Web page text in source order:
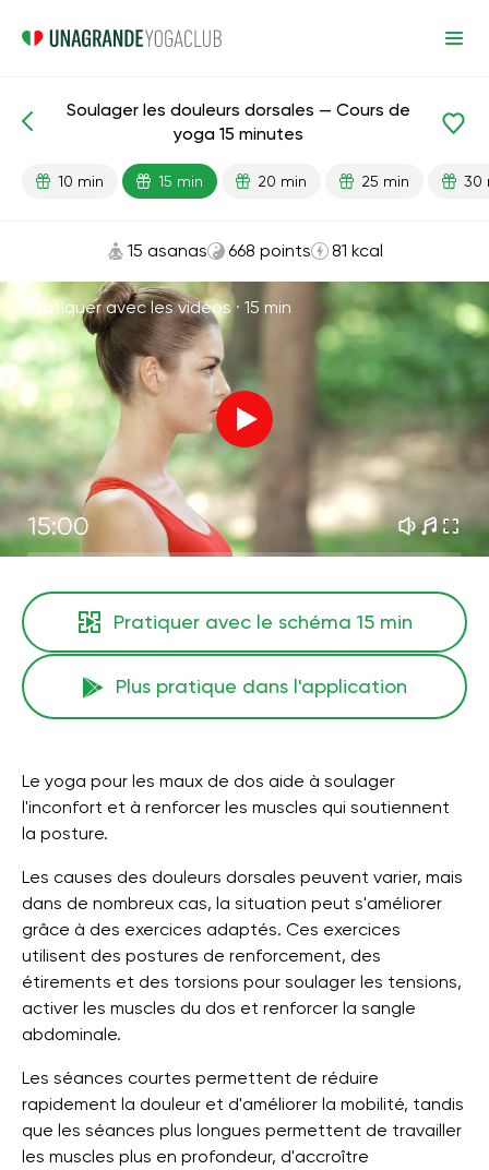
Sport Dos
Soulager les douleurs dorsales — Cours de
yoga 15 minutes
10 min 15 min 20 min 25 min 30
15 asanas 668 points 81 kcal
Pratiquer avec les vidéos · 15 min
15:00
Pratiquer avec le schéma 15 min
Plus pratique dans l'application
Le yoga pour les maux de dos aide à soulager
l'inconfort et à renforcer les muscles qui soutiennent
la posture.
Les causes des douleurs dorsales peuvent varier, mais
dans de nombreux cas, la situation peut s'améliorer
grâce à des exercices adaptés. Ces exercices
utilisent des postures de renforcement, des
étirements et des torsions pour soulager les tensions,
activer les muscles du dos et renforcer la sangle
abdominale.
Les séances courtes permettent de réduire
rapidement la douleur et d'améliorer la mobilité, tandis
que les séances plus longues permettent de travailler
les muscles plus en profondeur, d'accroître